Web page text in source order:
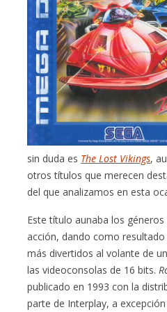
sin duda es The Lost Vikings,
otros títulos que merecen
del que analizamos en esta
Este título aunaba los
acción, dando como
más divertidos al volante de
las videoconsolas de 16 bits.
publicado en 1993 con la
parte de Interplay, a